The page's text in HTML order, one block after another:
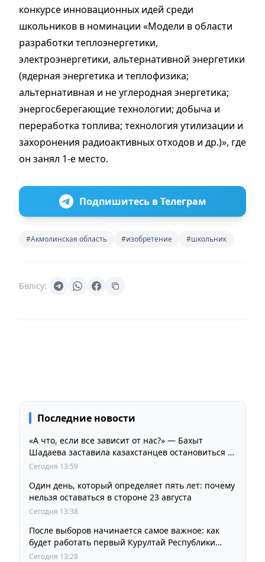
конкурсе инновационных идей среди
школьников в номинации «Модели в области
разработки теплоэнергетики,
электроэнергетики, альтернативной энергетики
(ядерная энергетика и теплофизика;
альтернативная и не углеродная энергетика;
энергосберегающие технологии; добыча и
переработка топлива; технология утилизации и
захоронения радиоактивных отходов и др.)», где
он занял 1-е место.
Подпишитесь в Телеграм
#Акмолинская область #изобретение #школьник
Бөлісу:
Последние новости
«А что, если все зависит от нас?» — Бахыт
Шадаева заставила казахстанцев остановиться и
задуматься
Сегодня 13:59
Один день, который определяет пять лет: почему
нельзя оставаться в стороне 23 августа
Сегодня 13:38
После выборов начинается самое важное: как
будет работать первый Курултай Республики
Казахстан
Сегодня 13:28